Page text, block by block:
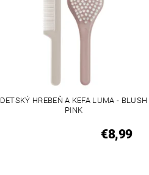
DETSKÝ HREBEŇ A KEFA LUMA - BLUSH
PINK
€8,99